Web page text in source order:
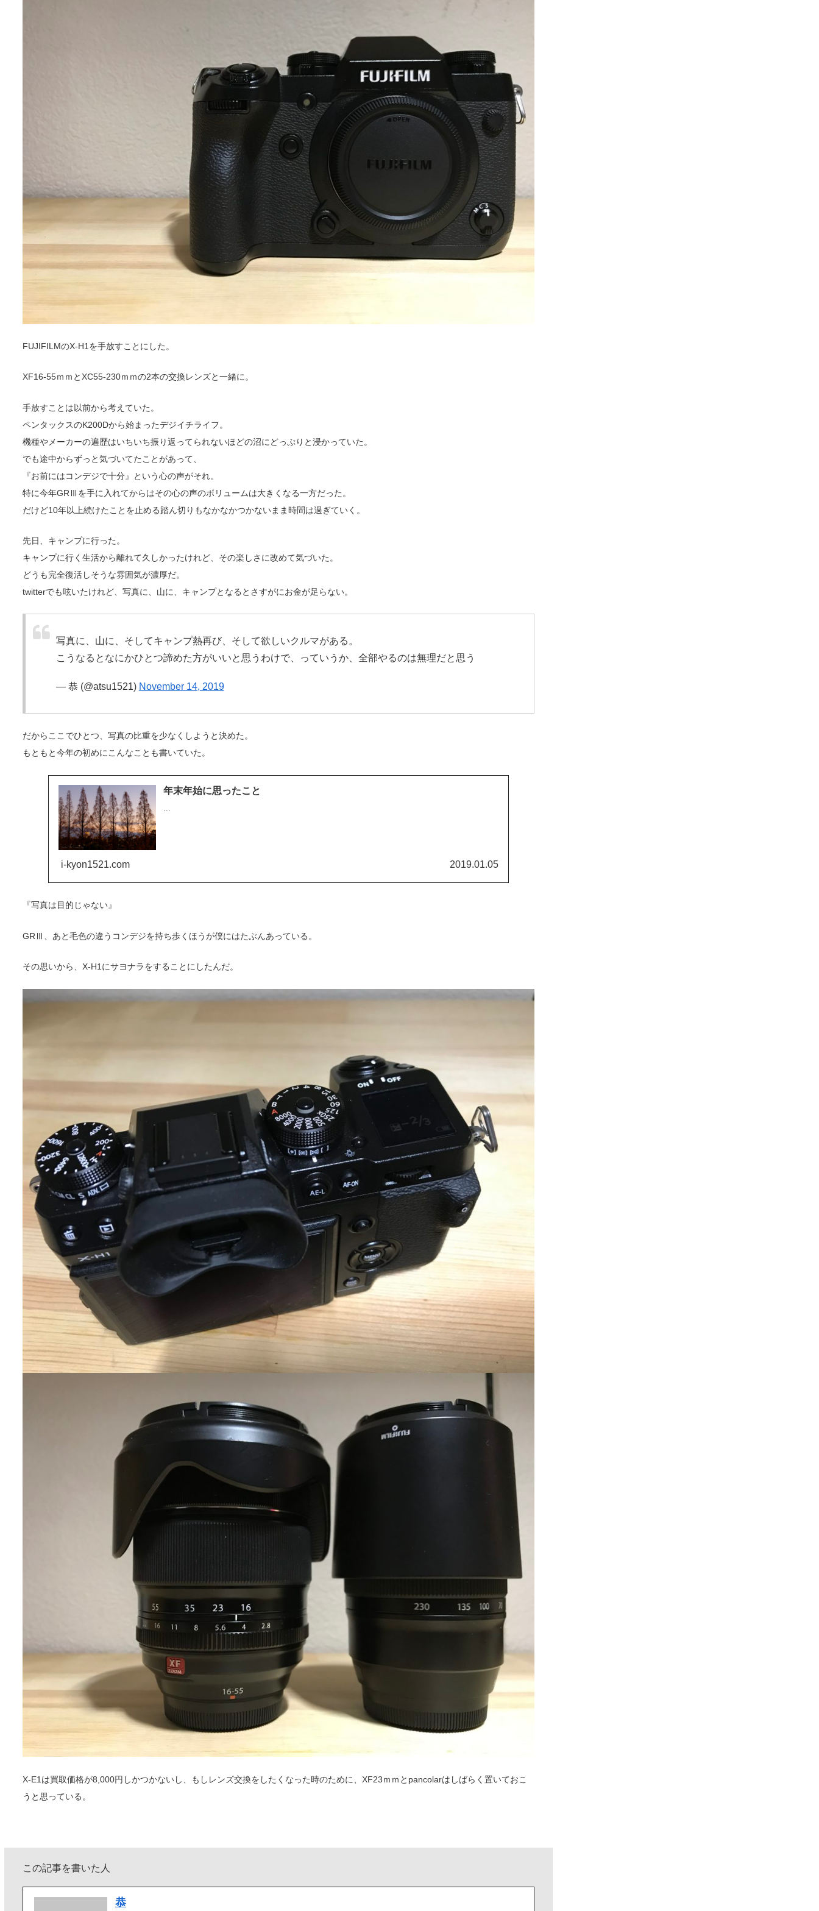
FUJIFILMのX-H1を手放すことにした。
XF16-55ｍｍとXC55-230ｍｍの2本の交換レンズと一緒に。
手放すことは以前から考えていた。
ペンタックスのK200Dから始まったデジイチライフ。
機種やメーカーの遍歴はいちいち振り返ってられないほどの沼にどっぷりと浸かっていた。
でも途中からずっと気づいてたことがあって、
『お前にはコンデジで十分』という心の声がそれ。
特に今年GRⅢを手に入れてからはその心の声のボリュームは大きくなる一方だった。
だけど10年以上続けたことを止める踏ん切りもなかなかつかないまま時間は過ぎていく。
先日、キャンプに行った。
キャンプに行く生活から離れて久しかったけれど、その楽しさに改めて気づいた。
どうも完全復活しそうな雰囲気が濃厚だ。
twitterでも呟いたけれど、写真に、山に、キャンプとなるとさすがにお金が足らない。
写真に、山に、そしてキャンプ熱再び、そして欲しいクルマがある。
こうなるとなにかひとつ諦めた方がいいと思うわけで、っていうか、全部やるのは無理だと思う
— 恭 (@atsu1521) November 14, 2019
だからここでひとつ、写真の比重を少なくしようと決めた。
もともと今年の初めにこんなことも書いていた。
年末年始に思ったこと
...
i-kyon1521.com 2019.01.05
『写真は目的じゃない』
GRⅢ、あと毛色の違うコンデジを持ち歩くほうが僕にはたぶんあっている。
その思いから、X-H1にサヨナラをすることにしたんだ。
X-E1は買取価格が8,000円しかつかないし、もしレンズ交換をしたくなった時のために、XF23ｍｍとpancolarはしばらく置いておこ
うと思っている。
この記事を書いた人
恭